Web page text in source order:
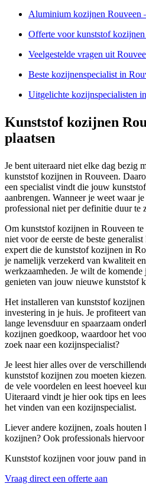
Aluminium kozijnen Rouveen
Offerte voor kunststof
Veelgestelde vragen uit
Beste kozijnenspecialist in
Uitgelichte kozijnspecialisten
Kunststof kozijnen
plaatsen
Je bent uiteraard niet elke dag bezig
kunststof kozijnen in Rouveen.
een specialist vindt die jouw
aanbrengen. Wanneer je weet waar
professional niet per definitie duur te
Om kunststof kozijnen in Rouveen te
niet voor de eerste de beste
expert die de kunststof kozijnen in
je namelijk verzekerd van kwaliteit
werkzaamheden. Je wilt de
genieten van jouw nieuwe kunststof
Het installeren van kunststof
investering in je huis. Je profiteert
lange levensduur en spaarzaam
kozijnen goedkoop, waardoor het
zoek naar een kozijnspecialist?
Je leest hier alles over de
kunststof kozijnen zou moeten
de vele voordelen en leest hoeveel
Uiteraard vindt je hier ook tips en
het vinden van een kozijnspecialist.
Liever andere kozijnen, zoals
kozijnen? Ook professionals
Kunststof kozijnen voor jouw pand
Vraag direct een offerte aan